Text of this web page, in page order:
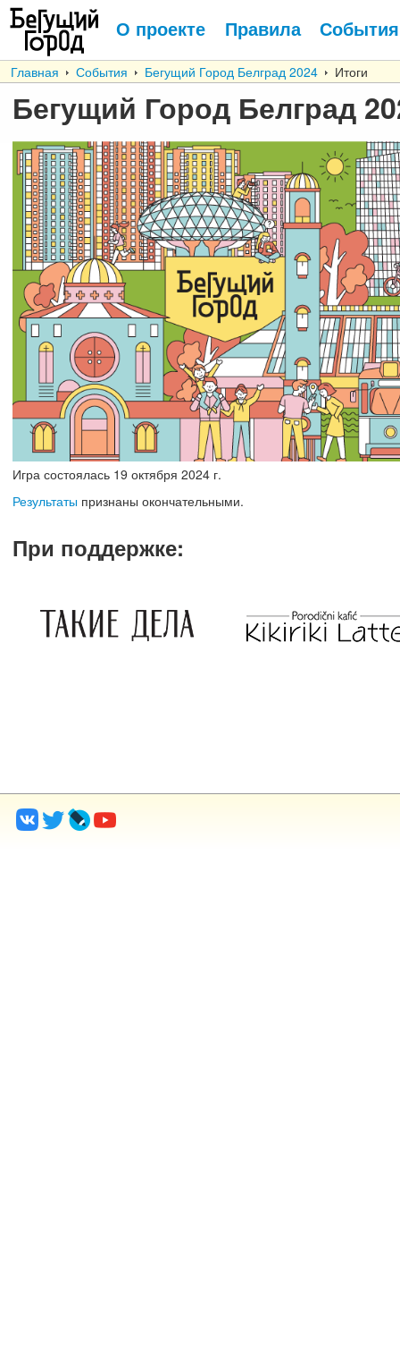
О проекте Правила События
Главная События Бегущий Город Белград 2024 Итоги
Бегущий Город Белград
Игра состоялась 19 октября 2024 г.
Результаты признаны окончательными.
При поддержке: